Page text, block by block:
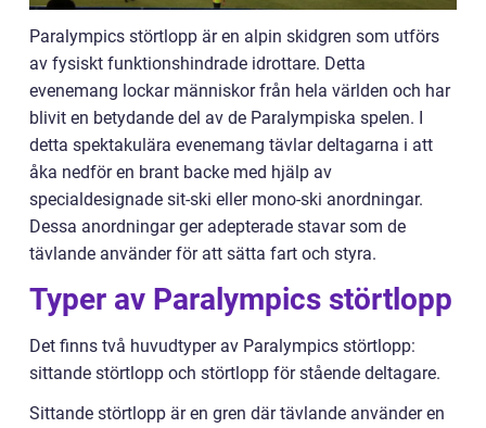
Paralympics störtlopp är en alpin skidgren som utförs
av fysiskt funktionshindrade idrottare. Detta
evenemang lockar människor från hela världen och har
blivit en betydande del av de Paralympiska spelen. I
detta spektakulära evenemang tävlar deltagarna i att
åka nedför en brant backe med hjälp av
specialdesignade sit-ski eller mono-ski anordningar.
Dessa anordningar ger adepterade stavar som de
tävlande använder för att sätta fart och styra.
Typer av Paralympics störtlopp
Det finns två huvudtyper av Paralympics störtlopp:
sittande störtlopp och störtlopp för stående deltagare.
Sittande störtlopp är en gren där tävlande använder en